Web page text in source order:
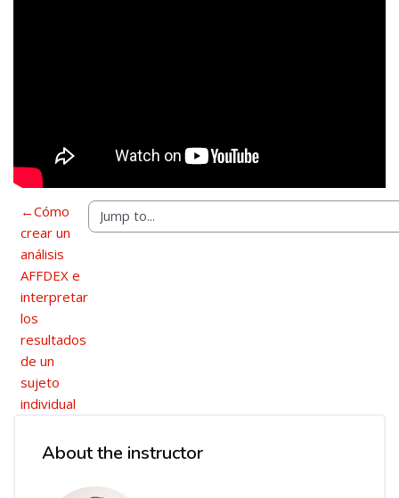
←Cómo
crear un
análisis
AFFDEX e
interpretar
los
resultados
de un
sujeto
individual
About the instructor